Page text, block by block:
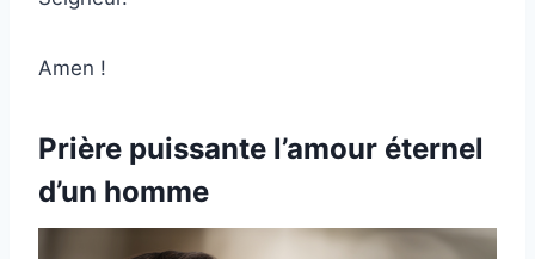
Amen !
Prière puissante l’amour éternel
d’un homme